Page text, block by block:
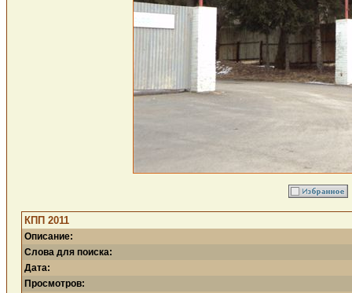
КПП 2011
Описание:
Слова для поиска:
Дата:
Просмотров: